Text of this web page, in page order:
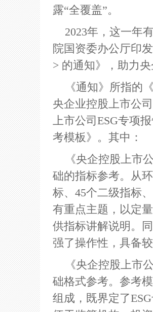
露“全覆盖”。
2023年，这一年
院国资委办公厅印
> 的通知》，助力
《通知》所指的
央企业控股上市公
上市公司ESG专项
考模板》。其中：
《央企控股上市
础的指标参考。从
标、45个二级指标
有重点主题，以定
供指标讲解说明。
强了操作性，具备
《央企控股上市
础格式参考。参考
组成，既界定了